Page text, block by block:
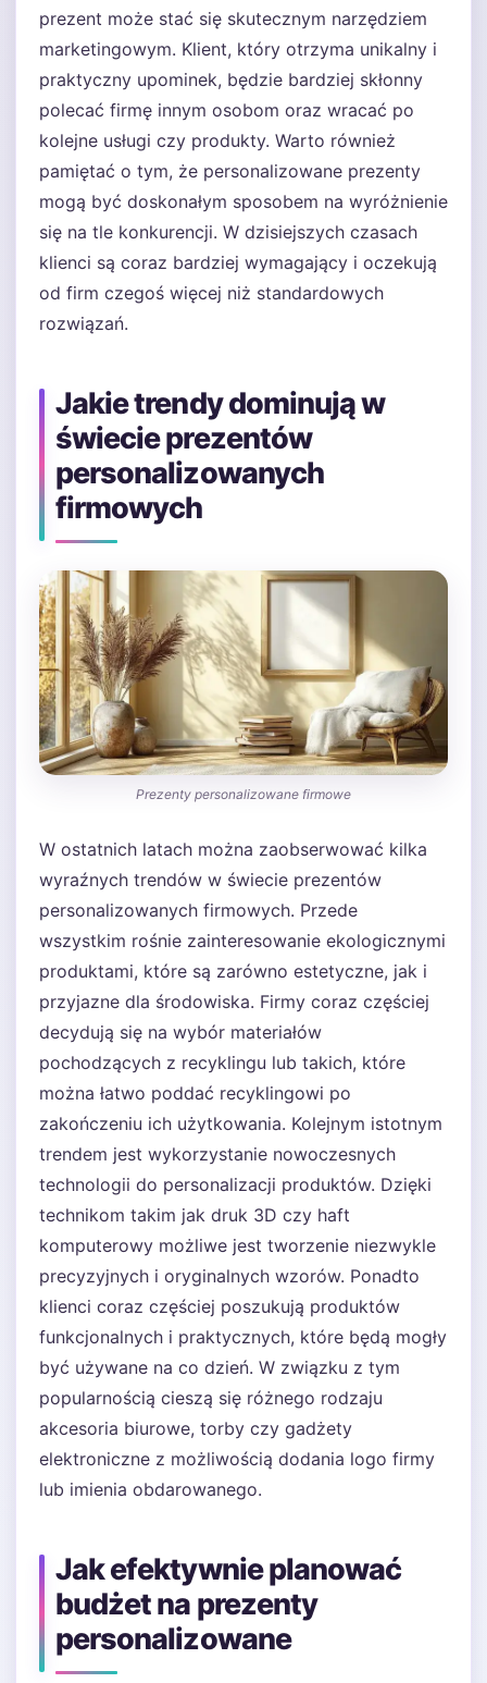
prezent może stać się skutecznym narzędziem
marketingowym. Klient, który otrzyma unikalny i
praktyczny upominek, będzie bardziej skłonny
polecać firmę innym osobom oraz wracać po
kolejne usługi czy produkty. Warto również
pamiętać o tym, że personalizowane prezenty
mogą być doskonałym sposobem na wyróżnienie
się na tle konkurencji. W dzisiejszych czasach
klienci są coraz bardziej wymagający i oczekują
od firm czegoś więcej niż standardowych
rozwiązań.
Jakie trendy dominują w
świecie prezentów
personalizowanych
firmowych
Prezenty personalizowane firmowe
W ostatnich latach można zaobserwować kilka
wyraźnych trendów w świecie prezentów
personalizowanych firmowych. Przede
wszystkim rośnie zainteresowanie ekologicznymi
produktami, które są zarówno estetyczne, jak i
przyjazne dla środowiska. Firmy coraz częściej
decydują się na wybór materiałów
pochodzących z recyklingu lub takich, które
można łatwo poddać recyklingowi po
zakończeniu ich użytkowania. Kolejnym istotnym
trendem jest wykorzystanie nowoczesnych
technologii do personalizacji produktów. Dzięki
technikom takim jak druk 3D czy haft
komputerowy możliwe jest tworzenie niezwykle
precyzyjnych i oryginalnych wzorów. Ponadto
klienci coraz częściej poszukują produktów
funkcjonalnych i praktycznych, które będą mogły
być używane na co dzień. W związku z tym
popularnością cieszą się różnego rodzaju
akcesoria biurowe, torby czy gadżety
elektroniczne z możliwością dodania logo firmy
lub imienia obdarowanego.
Jak efektywnie planować
budżet na prezenty
personalizowane